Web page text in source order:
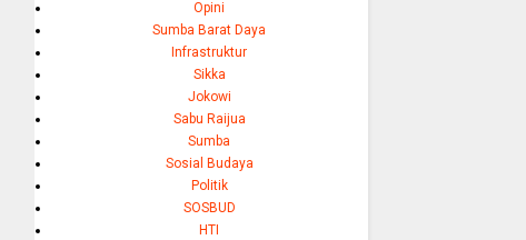
Opini
Sumba Barat Daya
Infrastruktur
Sikka
Jokowi
Sabu Raijua
Sumba
Sosial Budaya
Politik
SOSBUD
HTI